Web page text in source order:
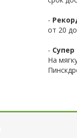
-
от 20
-
На